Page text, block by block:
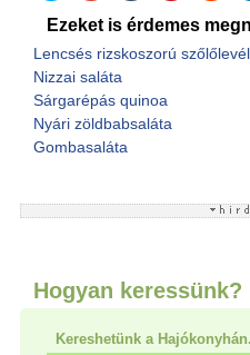
Ezeket is érdemes
Lencsés rizskoszorú
Nizzai saláta
Sárgarépás quinoa
Nyári zöldbabsaláta
Gombasaláta
Hogyan keressünk?
Kereshetünk a